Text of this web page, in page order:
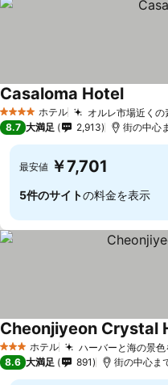
4 ホテルのランク
ホテル オルレ市場近く
Casaloma Hotel
8.7 大満足 2,913 街の中心
最安値 ￥7,701
5件のサイトの料金を表示
3 ホテルのランク
ホテル ハーバーと海の景
Cheonjiyeon Crystal
8.6 大満足 891 街の中心ま